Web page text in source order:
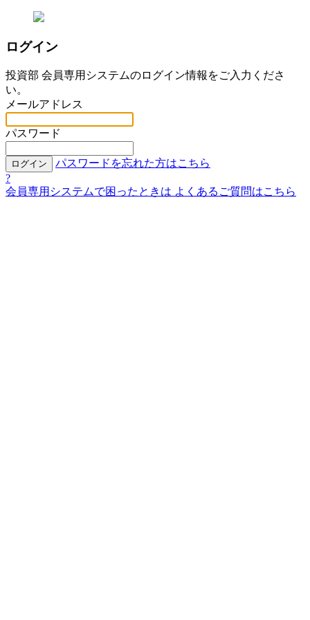
ログイン
投資部 会員専用システムのログイン情報をご入力くださ
い。
メールアドレス
パスワード
ログイン
パスワードを忘れた方はこちら
?
会員専用システムで困ったときは よくあるご質問はこちら